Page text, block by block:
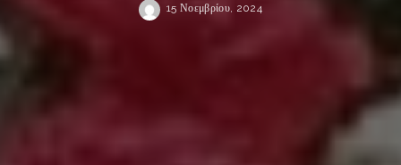
15 Νοεμβρίου, 2024